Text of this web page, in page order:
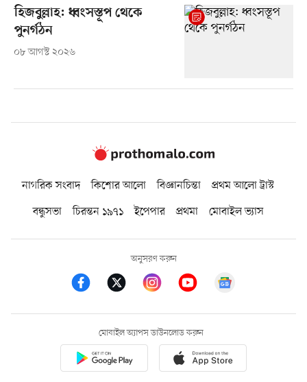
হিজবুল্লাহ: ধ্বংসস্তূপ থেকে
পুনর্গঠন
০৮ আগস্ট ২০২৬
নাগরিক সংবাদ কিশোর আলো বিজ্ঞানচিন্তা
প্রথম আলো ট্রাস্ট
বন্ধুসভা
চিরন্তন ১৯৭১ ইপেপার প্রথমা মোবাইল ভ্যাস
অনুসরণ করুন
মোবাইল অ্যাপস ডাউনলোড করুন